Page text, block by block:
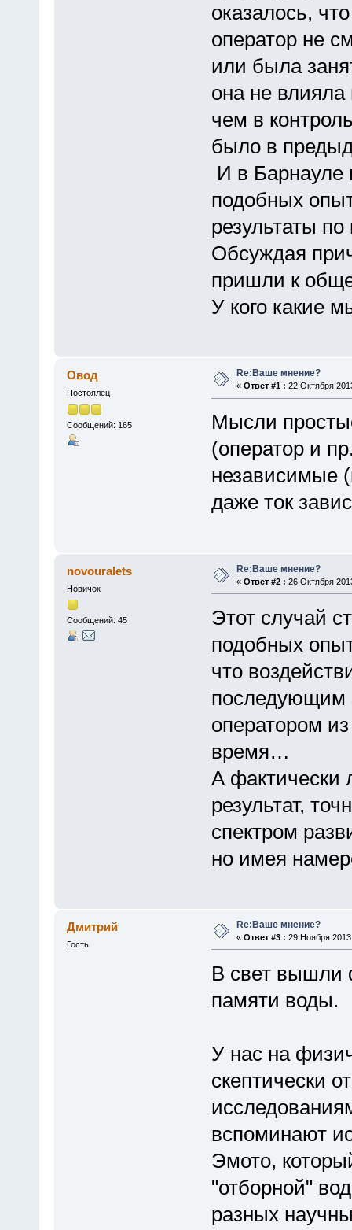
оказалось,
оператор не
или была
она не
чем в
было в
И в Барнауле
подобных
результаты
Обсуждая
пришли к
У кого какие
Овод
Постоялец
Сообщений: 165
Re:Ваше мнение?
« Ответ #1 : 22 Октября
Мысли
(оператор и
независимые
даже ток
novouralets
Новичок
Сообщений: 45
Re:Ваше мнение?
« Ответ #2 : 26 Октября
Этот случай
подобных
что
последующим
оператором из
время…
А фактически
результат,
спектром
но имея
Дмитрий
Гость
Re:Ваше мнение?
« Ответ #3 : 29 Ноября
В свет вышли
памяти воды.
У нас на
скептически
вспоминают
Эмото,
"отборной"
разных